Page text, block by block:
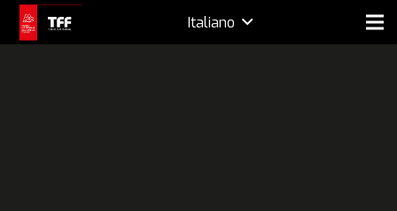
Italiano